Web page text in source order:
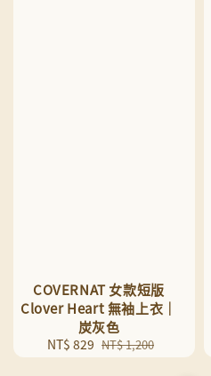
COVERNAT 女款短版
Clover Heart 無袖上衣｜
炭灰色
Sale
price
NT$ 829 Regular
price
NT$ 1,200